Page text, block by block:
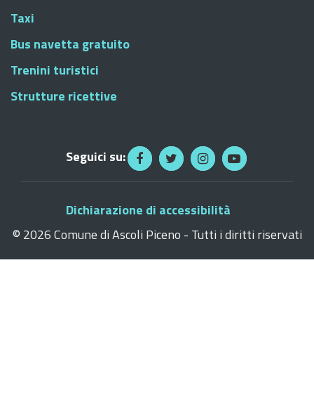
Taxi
Bus navetta gratuito
Trenini turistici
Strutture ricettive
Seguici su:
Dichiarazione di accessibilità
© 2026 Comune di Ascoli Piceno - Tutti i diritti riservati